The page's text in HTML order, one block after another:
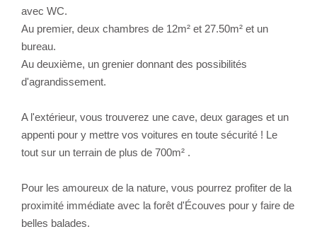
avec WC.
Au premier, deux chambres de 12m² et 27.50m² et un
bureau.
Au deuxième, un grenier donnant des possibilités
d'agrandissement.
A l'extérieur, vous trouverez une cave, deux garages et un
appenti pour y mettre vos voitures en toute sécurité ! Le
tout sur un terrain de plus de 700m² .
Pour les amoureux de la nature, vous pourrez profiter de la
proximité immédiate avec la forêt d'Écouves pour y faire de
belles balades.